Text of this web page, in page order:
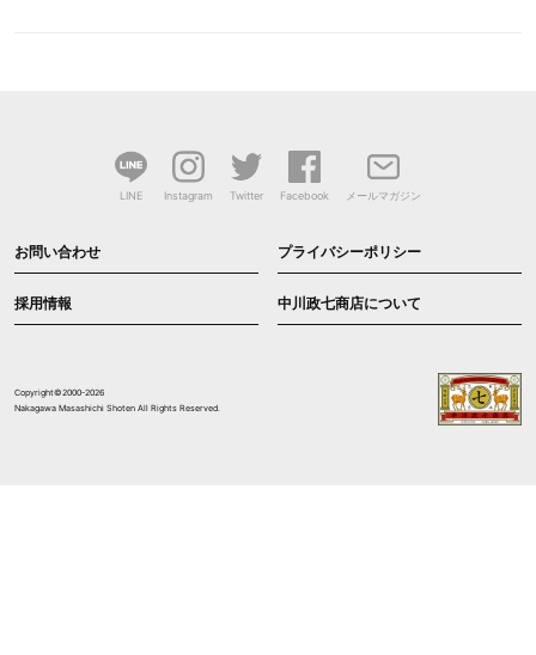
LINE Instagram Twitter Facebook メールマガジン
お問い合わせ プライバシーポリシー
採用情報 中川政七商店について
Copyright©2000-2026
Nakagawa Masashichi Shoten All Rights Reserved.